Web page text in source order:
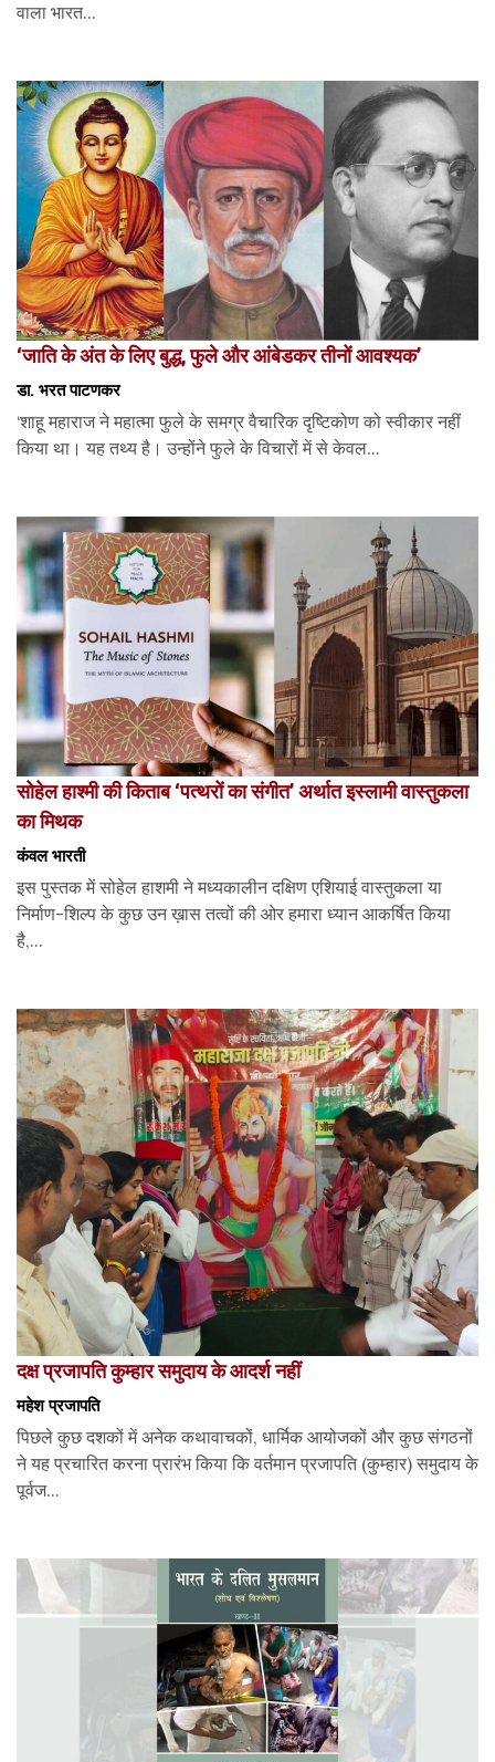
वाला भारत...
‘जाति के अंत के लिए बुद्ध, फुले और आंबेडकर तीनों आवश्यक’
डा. भरत पाटणकर
‘शाहू महाराज ने महात्मा फुले के समग्र वैचारिक दृष्टिकोण को स्वीकार नहीं
किया था। यह तथ्य है। उन्होंने फुले के विचारों में से केवल...
सोहेल हाश्मी की किताब ‘पत्थरों का संगीत’ अर्थात इस्लामी वास्तुकला
का मिथक
कंवल भारती
इस पुस्तक में सोहेल हाशमी ने मध्यकालीन दक्षिण एशियाई वास्तुकला या
निर्माण-शिल्प के कुछ उन ख़ास तत्वों की ओर हमारा ध्यान आकर्षित किया
है,...
दक्ष प्रजापति कुम्हार समुदाय के आदर्श नहीं
महेश प्रजापति
पिछले कुछ दशकों में अनेक कथावाचकों, धार्मिक आयोजकों और कुछ संगठनों
ने यह प्रचारित करना प्रारंभ किया कि वर्तमान प्रजापति (कुम्हार) समुदाय के
पूर्वज...